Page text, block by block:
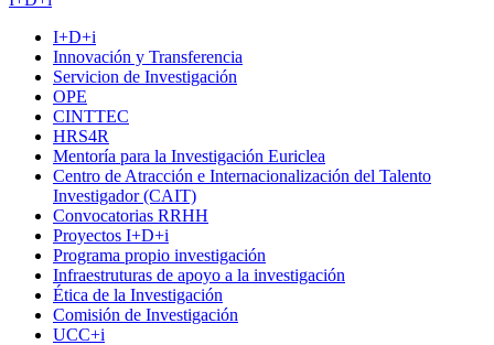
I+D+i
Innovación y Transferencia
Servicion de Investigación
OPE
CINTTEC
HRS4R
Mentoría para la Investigación Euriclea
Centro de Atracción e Internacionalización del Talento
Investigador (CAIT)
Convocatorias RRHH
Proyectos I+D+i
Programa propio investigación
Infraestruturas de apoyo a la investigación
Ética de la Investigación
Comisión de Investigación
UCC+i